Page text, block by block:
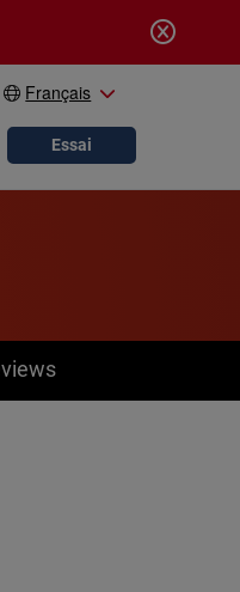
Français
Close search
Essai